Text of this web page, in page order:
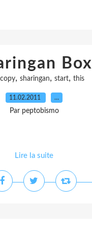
Box
copy, sharingan, start, this
11.02.2011 …
Par peptobismo
Lire la suite